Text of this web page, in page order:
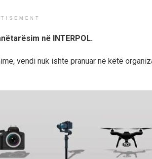
në INTERPOL.
vendi nuk ishte pranuar në këtë